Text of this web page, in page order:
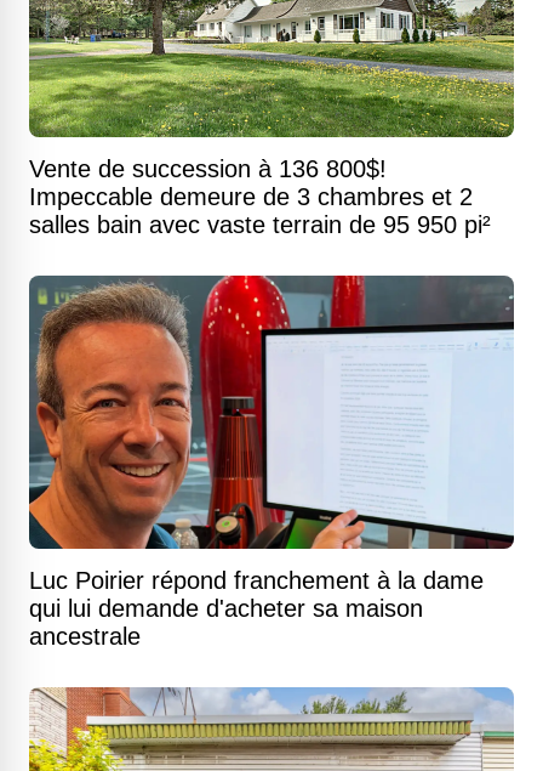
Vente de succession à 136 800$!
Impeccable demeure de 3 chambres et 2
salles bain avec vaste terrain de 95 950 pi²
Luc Poirier répond franchement à la dame
qui lui demande d'acheter sa maison
ancestrale